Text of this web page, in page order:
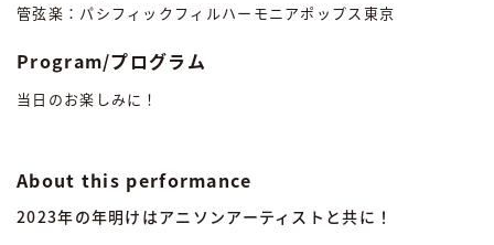
管弦楽：パシフィックフィルハーモニアポップス東京
Program/プログラム
当日のお楽しみに！
About this performance
2023年の年明けはアニソンアーティストと共に！